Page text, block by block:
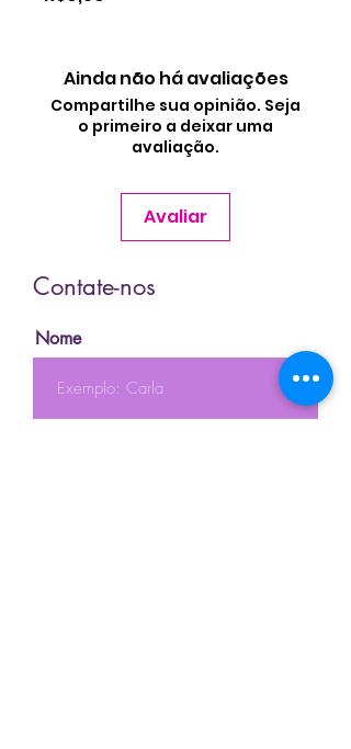
Ainda não há avaliações
Compartilhe sua opinião. Seja
o primeiro a deixar uma
avaliação.
Avaliar
Contate-nos
Nome